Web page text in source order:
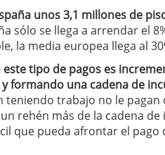
unos 3,1 millones de
sólo se llega a arrendar el
la media europea llega al
tipo de pagos es
formando una cadena de
teniendo trabajo no le pagan
rehén más de la cadena de
que pueda afrontar el pago